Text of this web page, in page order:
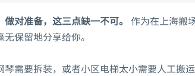
对准备，这三点缺一不可。 作为在上海搬
保留地分享给你。
需要拆装，或者小区电梯太小需要人工搬